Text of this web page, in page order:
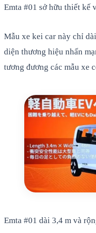
Emta #01 sở hữu thiết kế
Mẫu xe kei car này chỉ
diện thương hiệu nhấn
tương đương các mẫu xe
Emta #01 dài 3,4 m và